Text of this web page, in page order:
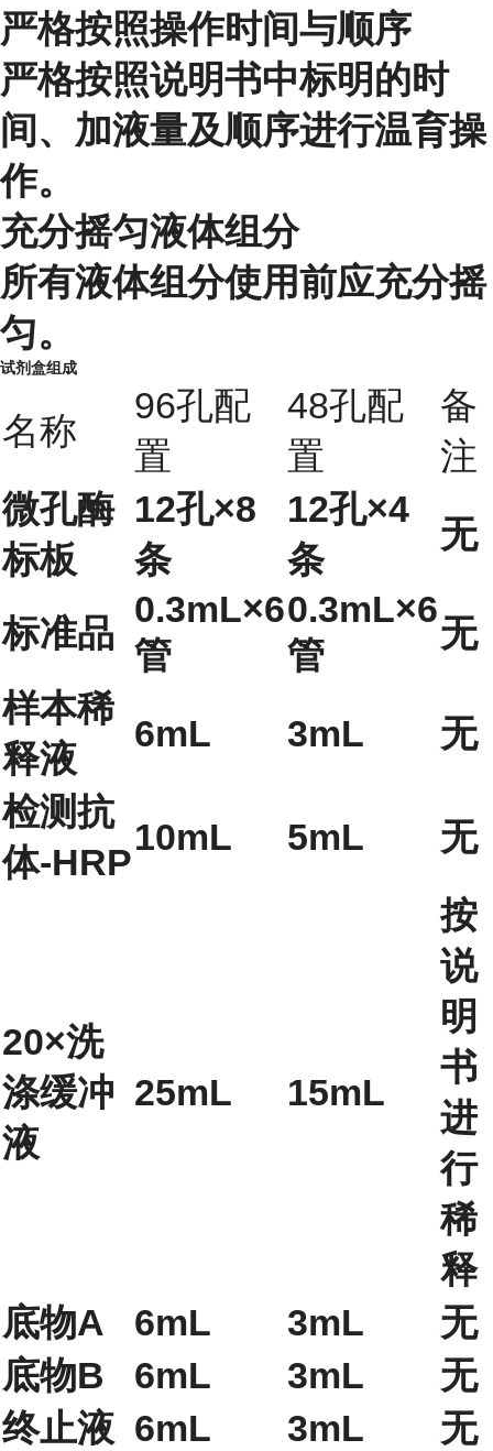
严格按照操作时间与顺序
严格按照说明书中标明的时
间、加液量及顺序进行温育操
作。
充分摇匀液体组分
所有液体组分使用前应充分摇
匀。
试剂盒组成
名称
96孔配
置
48孔配
置
备
注
微孔酶
标板
12孔×8
条
12孔×4
条
无
标准品
0.3mL×6
管
0.3mL×6
管
无
样本稀
释液
6mL 3mL
无
检测抗
体-HRP
10mL 5mL 无
20×洗
涤缓冲
液
25mL 15mL
按
说
明
书
进
行
稀
释
底物A
6mL 3mL
无
底物B
6mL 3mL
无
终止液 6mL 3mL 无